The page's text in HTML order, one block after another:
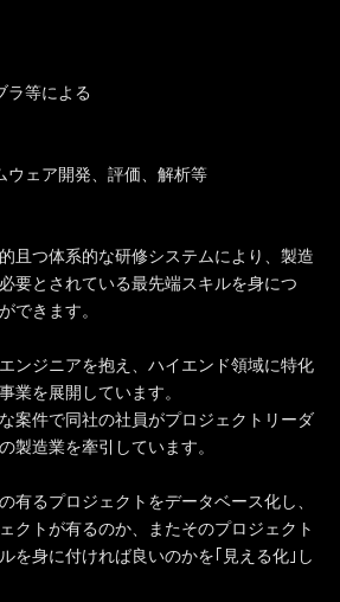
ラ等による
ウェア開発、評価、解析等
且つ体系的な研修システムにより、製造
要とされている最先端スキルを身につ
できます。
ンジニアを抱え、ハイエンド領域に特化
業を展開しています。
案件で同社の社員がプロジェクトリーダ
製造業を牽引しています。
有るプロジェクトをデータベース化し、
クトが有るのか、またそのプロジェクト
を身に付ければ良いのかを｢見える化｣し